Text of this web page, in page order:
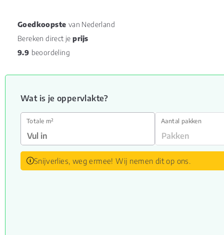
Goedkoopste van Nederland
Bereken direct jeprijs
9.9 beoordeling
Wat is je oppervlakte?
Totale m² Aantal pakken
Snijverlies, weg ermee! Wij nemen dit op ons.